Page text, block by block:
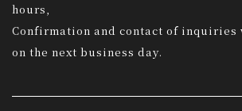
hours,
Confirmation and contact of
on the next business day.